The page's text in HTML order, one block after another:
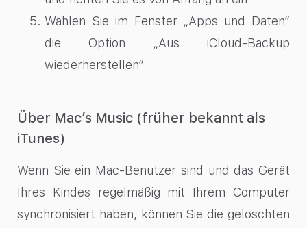
Wählen Sie im Fenster „Apps und Daten“
die Option „Aus iCloud-Backup
wiederherstellen“
Über Mac’s Music (früher bekannt als
iTunes)
Wenn Sie ein Mac-Benutzer sind und das Gerät
Ihres Kindes regelmäßig mit Ihrem Computer
synchronisiert haben, können Sie die gelöschten